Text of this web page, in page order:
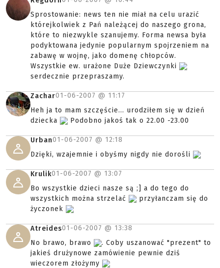
Sprostowanie: news ten nie miał na celu urazić
którejkolwiek z Pań należącej do naszego grona,
które to niezwykle szanujemy. Forma newsa była
podyktowana jedynie popularnym spojrzeniem na
zabawę w wojnę, jako domenę chłopców.
Wszystkie ew. urażone Duże Dziewczynki
serdecznie przepraszamy.
Zachar01-06-2007 @ 11:17
Heh ja to mam szczęście... urodziłem się w dzień
dziecka
Podobno jakoś tak o 22.00 -23.00
Urban01-06-2007 @ 12:18
Dzięki, wzajemnie i obyśmy nigdy nie dorośli
Krulik01-06-2007 @ 13:07
Bo wszystkie dzieci nasze są ;] a do tego do
wszystkich można strzelać
przyłanczam się do
życzonek
Atreides01-06-2007 @ 13:38
No brawo, brawo
. Coby uszanować "prezent" to
jakieś drużynowe zamówienie pewnie dziś
wieczorem złożymy